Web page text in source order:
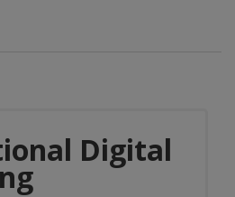
Digital